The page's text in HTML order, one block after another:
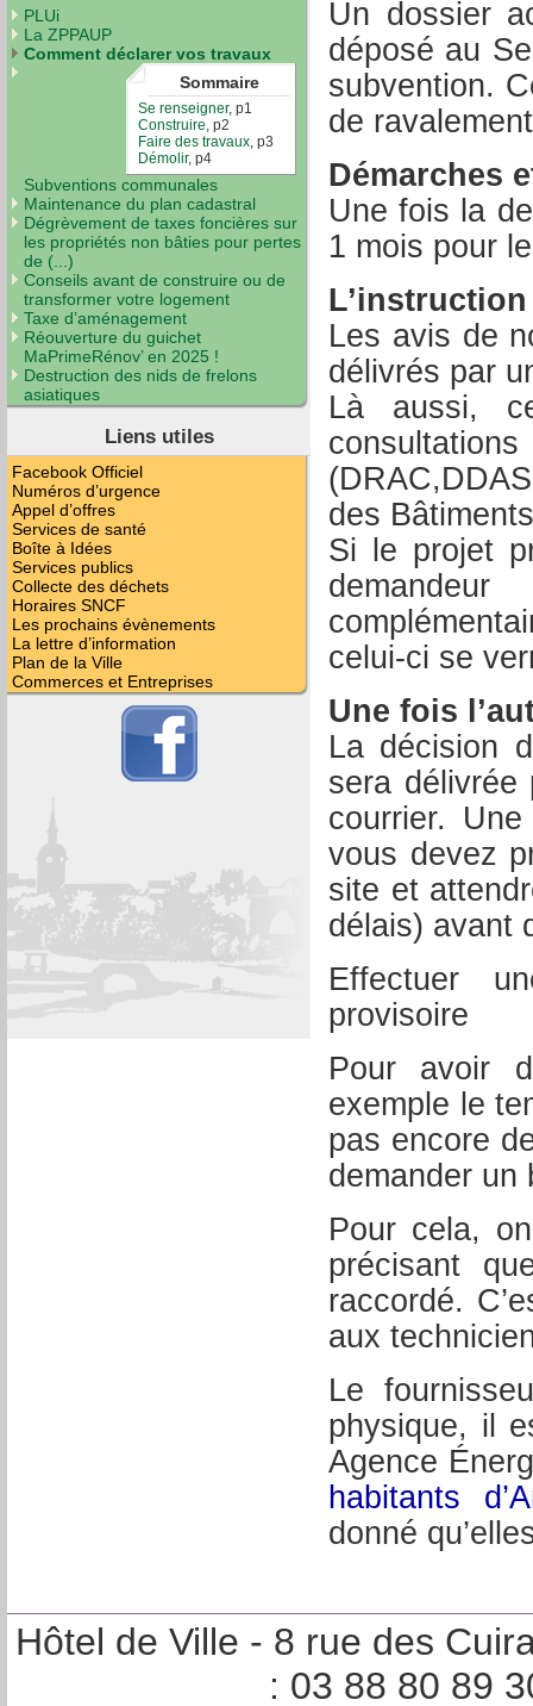
Un dossier
déposé au
subvention.
de
Démarches
Une fois la
1 mois pour
L’instruction
Les avis de
délivrés par
Là aussi,
des
Si le projet
celui-ci se
Une fois
La décision
sera délivrée
courrier.
vous devez
site et
délais) avant
Effectuer
provisoire
Pour avoir
exemple le
pas encore
demander un
Pour cela,
précisant
raccordé.
aux
Le
physique, il
Agence
habitants
donné
PLUi
La ZPPAUP
Comment déclarer vos travaux
Sommaire
Se renseigner, p1
Construire, p2
Faire des travaux, p3
Démolir, p4
Subventions communales
Maintenance du plan cadastral
Dégrèvement de taxes foncières sur
les propriétés non bâties pour pertes
de (...)
Conseils avant de construire ou de
transformer votre logement
Taxe d’aménagement
Réouverture du guichet
MaPrimeRénov’ en 2025 !
Destruction des nids de frelons
asiatiques
Liens utiles
Facebook Officiel
Numéros d’urgence
Appel d’offres
Services de santé
Boîte à Idées
Services publics
Collecte des déchets
Horaires SNCF
Les prochains évènements
La lettre d’information
Plan de la Ville
Commerces et Entreprises
Hôtel de Ville - 8 rue des
: 03 88 80 89